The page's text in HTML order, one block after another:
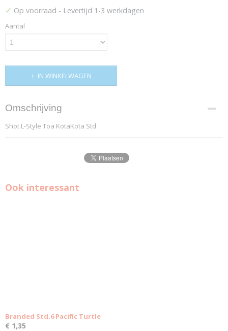
✓ Op voorraad - Levertijd 1-3 werkdagen
Aantal
IN WINKELWAGEN
Omschrijving
Shot L-Style Toa KotaKota Std
Ook interessant
Branded Std.6 Pacific Turtle
€ 1,35